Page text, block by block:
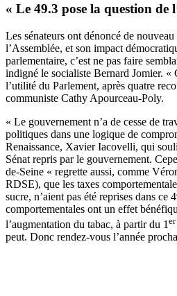
« Le 49.3 pose la question de
Les sénateurs ont dénoncé de
l’Assemblée, et son impact
parlementaire, c’est ne pas faire
indigné le socialiste Bernard Jomier. «
l’utilité du Parlement, après quatre
communiste Cathy Apourceau-Poly.
« Le gouvernement n’a de cesse de
politiques dans une logique de
Renaissance, Xavier Iacovelli, qui
Sénat repris par le gouvernement.
de-Seine « regrette aussi, comme
RDSE), que les taxes
sucre, n’aient pas été reprises dans ce
comportementales ont un effet
l’augmentation du tabac, à partir du 1 er
peut. Donc rendez-vous l’année